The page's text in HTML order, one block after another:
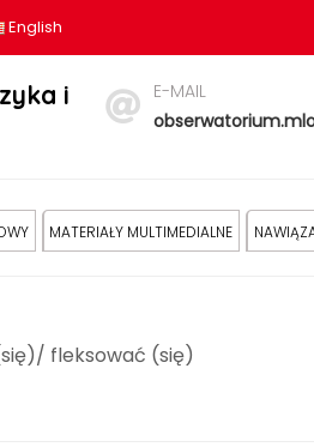
English
i
E-MAIL
MATERIAŁY MULTIMEDIALNE
fleksować (się)